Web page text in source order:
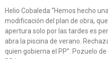
Helio Cobaleda “Hemos hecho
modificación del plan de obra,
apertura solo por las tardes es
abra la piscina de verano.
quien gobierna el PP”. Pozuelo